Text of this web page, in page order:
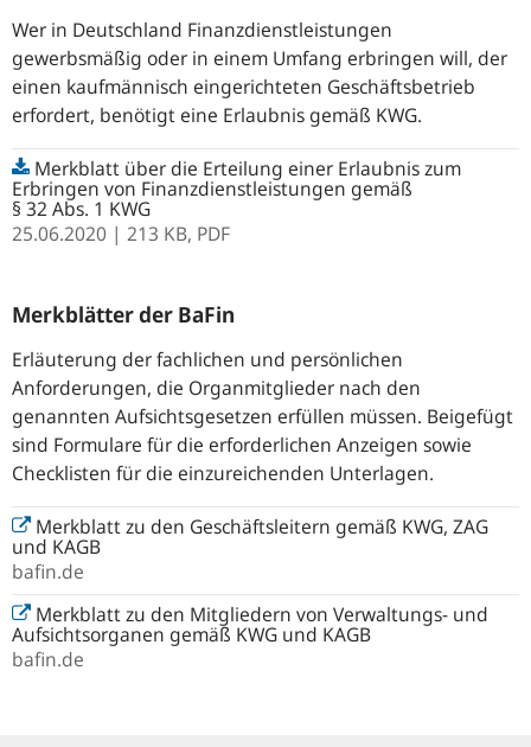
Wer in Deutschland Finanzdienstleistungen
gewerbsmäßig oder in einem Umfang erbringen will, der
einen kaufmännisch eingerichteten Geschäftsbetrieb
erfordert, benötigt eine Erlaubnis gemäß KWG.
Merkblatt über die Erteilung einer Erlaubnis zum
Erbringen von Finanzdienstleistungen gemäß
§ 32 Abs. 1 KWG
25.06.2020 | 213 KB, PDF
Merkblätter der BaFin
Erläuterung der fachlichen und persönlichen
Anforderungen, die Organmitglieder nach den
genannten Aufsichtsgesetzen erfüllen müssen. Beigefügt
sind Formulare für die erforderlichen Anzeigen sowie
Checklisten für die einzureichenden Unterlagen.
Merkblatt zu den Geschäftsleitern gemäß KWG, ZAG
und KAGB
bafin.de
Merkblatt zu den Mitgliedern von Verwaltungs- und
Aufsichtsorganen gemäß KWG und KAGB
bafin.de